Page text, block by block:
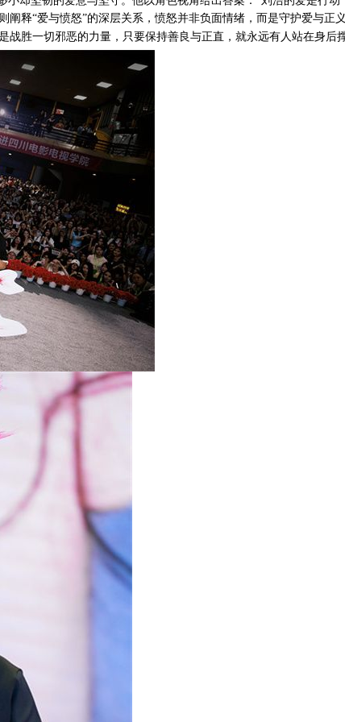
释“爱与愤怒”的深层关系，愤怒并非负面情绪，而是守护爱与正
胜一切邪恶的力量，只要保持善良与正直，就永远有人站在身后撑